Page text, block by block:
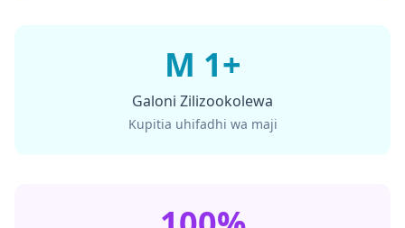
M 1+
Galoni Zilizookolewa
Kupitia uhifadhi wa maji